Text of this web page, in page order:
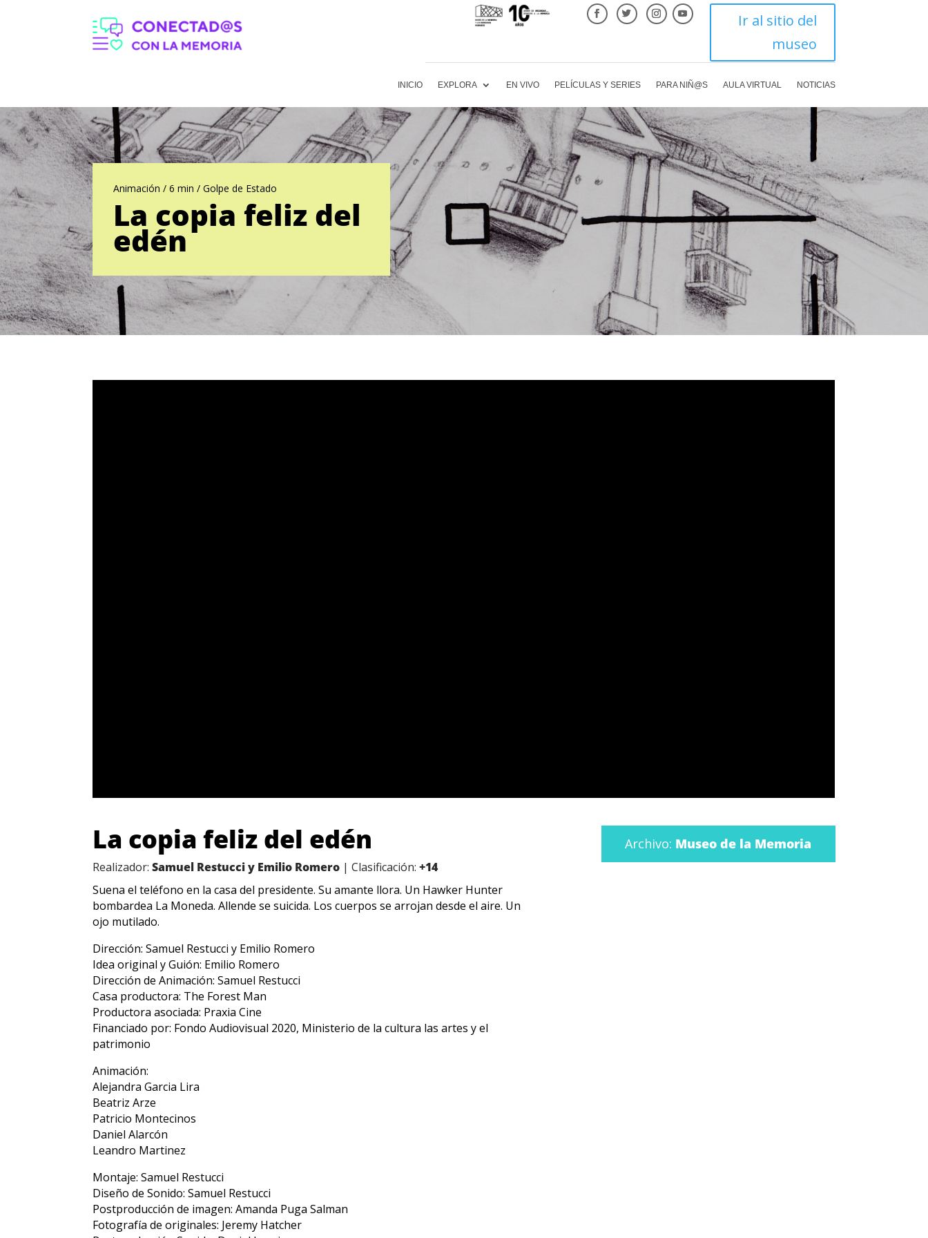
Ir al sitio del
museo
INICIO EXPLORA EN VIVO PELÍCULAS Y SERIES PARA NIÑ@S AULA VIRTUAL NOTICIAS
Animación / 6 min / Golpe de Estado
La copia feliz del
edén
La copia feliz del edén
Realizador:Samuel Restucci y Emilio Romero | Clasificación:+14
Suena el teléfono en la casa del presidente. Su amante llora. Un Hawker Hunter
bombardea La Moneda. Allende se suicida. Los cuerpos se arrojan desde el aire. Un
ojo mutilado.
Dirección: Samuel Restucci y Emilio Romero
Idea original y Guión: Emilio Romero
Dirección de Animación: Samuel Restucci
Casa productora: The Forest Man
Productora asociada: Praxia Cine
Financiado por: Fondo Audiovisual 2020, Ministerio de la cultura las artes y el
patrimonio
Animación:
Alejandra Garcia Lira
Beatriz Arze
Patricio Montecinos
Daniel Alarcón
Leandro Martinez
Montaje: Samuel Restucci
Diseño de Sonido: Samuel Restucci
Postproducción de imagen: Amanda Puga Salman
Fotografía de originales: Jeremy Hatcher
Archivo: Museo de la Memoria